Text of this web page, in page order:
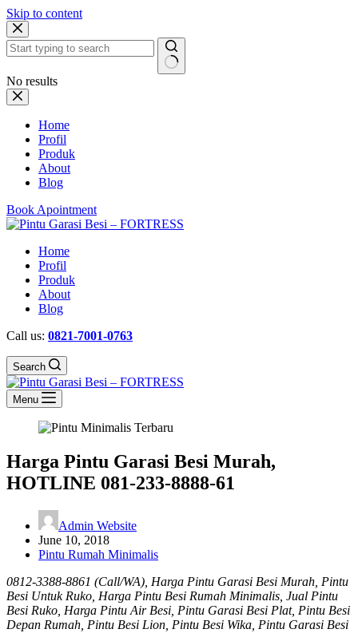
Skip to content
No results
Home
Profil
Produk
About
Blog
Book Apointment
Home
Profil
Produk
About
Blog
Call us: 0821-7001-0763
Search
Menu
Harga Pintu Garasi Besi Murah,
HOTLINE 081-233-8888-61
Admin Website
June 10, 2018
Pintu Rumah Minimalis
0812-3388-8861 (Call/WA), Harga Pintu Garasi Besi Murah, Pintu
Besi Untuk Ruko, Harga Pintu Besi Rumah Minimalis, Jual Pintu
Besi Ruko, Harga Pintu Air Besi, Pintu Garasi Besi Plat, Pintu Besi
Depan Rumah, Pintu Besi Lion, Pintu Besi Wika, Pintu Garasi Besi